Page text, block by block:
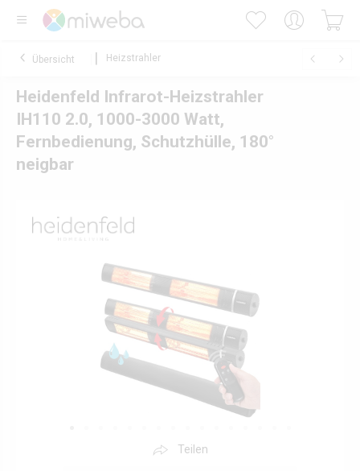
Übersicht Heizstrahler
Heidenfeld Infrarot-Heizstrahler
IH110 2.0, 1000-3000 Watt,
Fernbedienung, Schutzhülle, 180°
neigbar
Teilen